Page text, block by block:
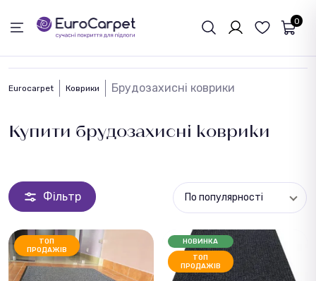
0
Eurocarpet Коврики Брудозахисні коврики
Купити брудозахисні коврики
Фільтр По популярності
ТОП
ПРОДАЖІВ
НОВИНКА
ТОП
ПРОДАЖІВ
ЗВОРОТНІЙ ЗВЯЗОК